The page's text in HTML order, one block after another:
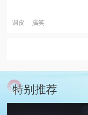
调皮 搞笑
特别推荐